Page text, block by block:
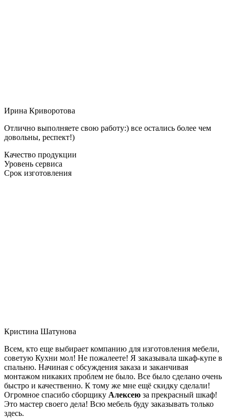
Ирина Криворотова
Отлично выполняете свою работу:) все остались более чем
довольны, респект!)
Качество продукции
Уровень сервиса
Срок изготовления
Кристина Шатунова
Всем, кто еще выбирает компанию для изготовления мебели,
советую Кухни мол! Не пожалеете! Я заказывала шкаф-купе в
спальню. Начиная с обсуждения заказа и заканчивая
монтажом никаких проблем не было. Все было сделано очень
быстро и качественно. К тому же мне ещё скидку сделали!
Огромное спасибо сборщику Алексею за прекрасный шкаф!
Это мастер своего дела! Всю мебель буду заказывать только
здесь.